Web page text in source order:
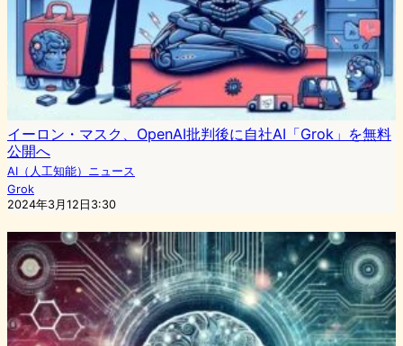
イーロン・マスク、OpenAI批判後に自社AI「Grok」を無料
公開へ
AI（人工知能）ニュース
Grok
2024年3月12日3:30